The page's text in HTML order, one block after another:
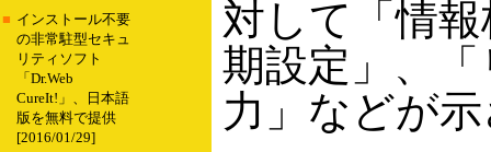
■ インストール不要
の非常駐型セキュ
リティソフト
「Dr.Web
CureIt!」、日本語
版を無料で提供
[2016/01/29]
対して「情
期設定」、
力」などが